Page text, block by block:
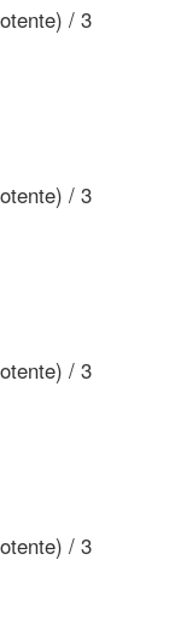
/ 3
/ 3
/ 3
/ 3